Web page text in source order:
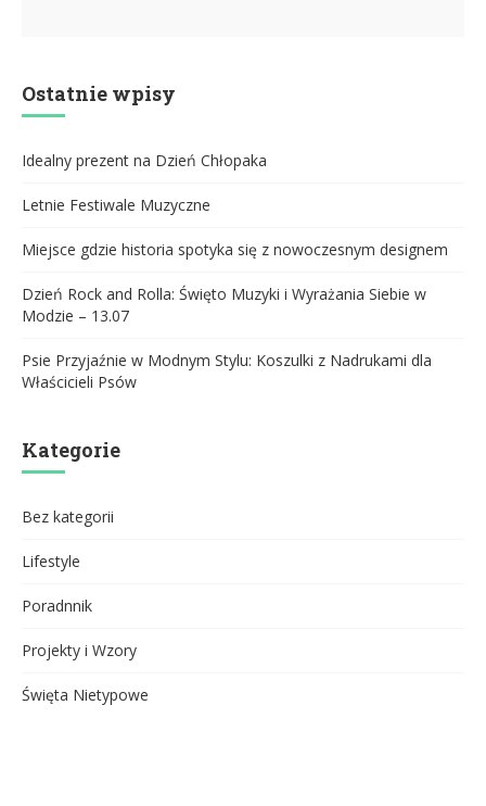
Ostatnie wpisy
Idealny prezent na Dzień Chłopaka
Letnie Festiwale Muzyczne
Miejsce gdzie historia spotyka się z nowoczesnym designem
Dzień Rock and Rolla: Święto Muzyki i Wyrażania Siebie w
Modzie – 13.07
Psie Przyjaźnie w Modnym Stylu: Koszulki z Nadrukami dla
Właścicieli Psów
Kategorie
Bez kategorii
Lifestyle
Poradnnik
Projekty i Wzory
Święta Nietypowe